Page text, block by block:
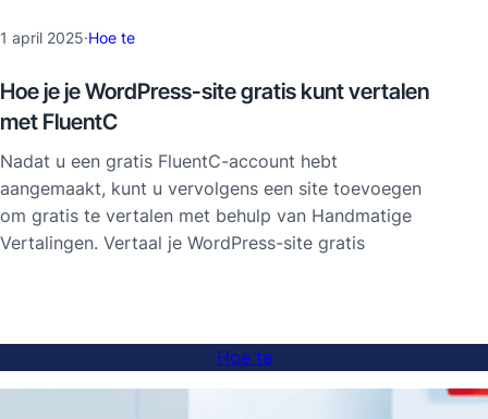
1 april 2025·Hoe te
Hoe je je WordPress-site gratis kunt vertalen
met FluentC
Nadat u een gratis FluentC-account hebt
aangemaakt, kunt u vervolgens een site toevoegen
om gratis te vertalen met behulp van Handmatige
Vertalingen. Vertaal je WordPress-site gratis
Hoe te